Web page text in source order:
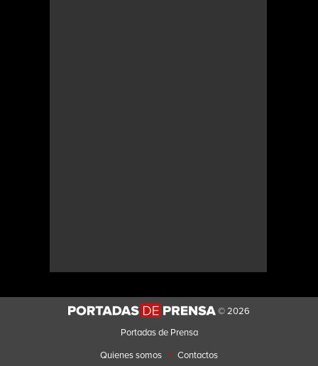
© 2026
Portadas de Prensa
Quienes somos
• Contactos